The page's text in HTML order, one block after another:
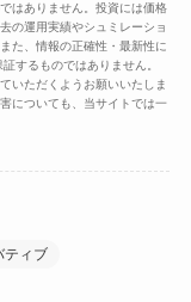
はありません。投資には価格
の運用実績やシュミレーショ
た、情報の正確性・最新性に
するものではありません。
いただくようお願いいたしま
についても、当サイトでは一
ティブ